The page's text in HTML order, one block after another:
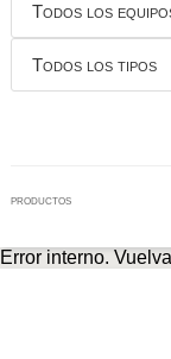
productos
Error interno.